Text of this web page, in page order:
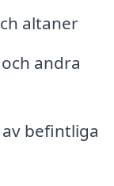
altaner
andra
befintliga